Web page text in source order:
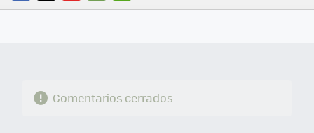
FACEBOOK
TWITTERFLIPBOARD
E-
WHATSAPP
Comentarios cerrados